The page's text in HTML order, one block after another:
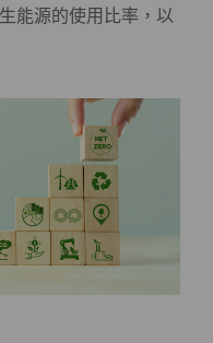
能源的使用比率，以